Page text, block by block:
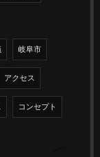
岐阜市
アクセス
コンセプト